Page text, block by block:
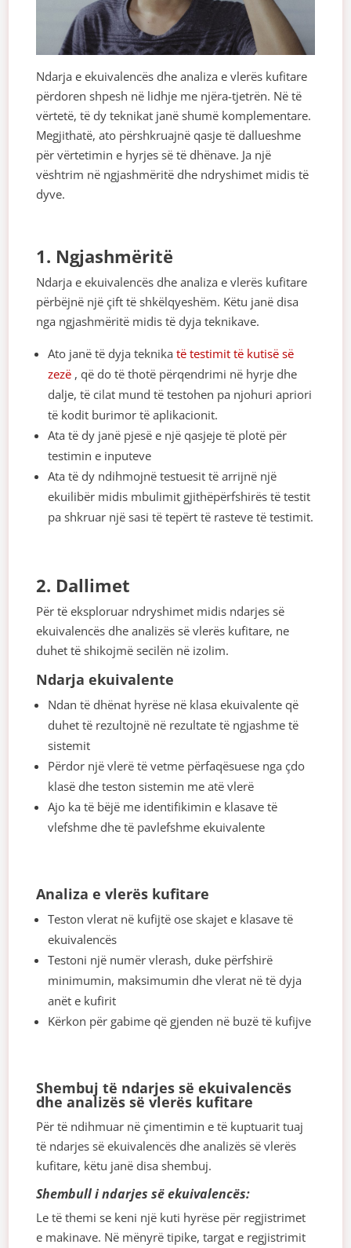
Ndarja e ekuivalencës dhe analiza e vlerës kufitare
përdoren shpesh në lidhje me njëra-tjetrën. Në të
vërtetë, të dy teknikat janë shumë komplementare.
Megjithatë, ato përshkruajnë qasje të dallueshme
për vërtetimin e hyrjes së të dhënave. Ja një
vështrim në ngjashmëritë dhe ndryshimet midis të
dyve.
1. Ngjashmëritë
Ndarja e ekuivalencës dhe analiza e vlerës kufitare
përbëjnë një çift të shkëlqyeshëm. Këtu janë disa
nga ngjashmëritë midis të dyja teknikave.
Ato janë të dyja teknikatë testimit të kutisë së
zezë , që do të thotë përqendrimi në hyrje dhe
dalje, të cilat mund të testohen pa njohuri apriori
të kodit burimor të aplikacionit.
Ata të dy janë pjesë e një qasjeje të plotë për
testimin e inputeve
Ata të dy ndihmojnë testuesit të arrijnë një
ekuilibër midis mbulimit gjithëpërfshirës të testit
pa shkruar një sasi të tepërt të rasteve të testimit.
2. Dallimet
Për të eksploruar ndryshimet midis ndarjes së
ekuivalencës dhe analizës së vlerës kufitare, ne
duhet të shikojmë secilën në izolim.
Ndarja ekuivalente
Ndan të dhënat hyrëse në klasa ekuivalente që
duhet të rezultojnë në rezultate të ngjashme të
sistemit
Përdor një vlerë të vetme përfaqësuese nga çdo
klasë dhe teston sistemin me atë vlerë
Ajo ka të bëjë me identifikimin e klasave të
vlefshme dhe të pavlefshme ekuivalente
Analiza e vlerës kufitare
Teston vlerat në kufijtë ose skajet e klasave të
ekuivalencës
Testoni një numër vlerash, duke përfshirë
minimumin, maksimumin dhe vlerat në të dyja
anët e kufirit
Kërkon për gabime që gjenden në buzë të kufijve
Shembuj të ndarjes së ekuivalencës
dhe analizës së vlerës kufitare
Për të ndihmuar në çimentimin e të kuptuarit tuaj
të ndarjes së ekuivalencës dhe analizës së vlerës
kufitare, këtu janë disa shembuj.
Shembull i ndarjes së ekuivalencës:
Le të themi se keni një kuti hyrëse për regjistrimet
e makinave. Në mënyrë tipike, targat e regjistrimit